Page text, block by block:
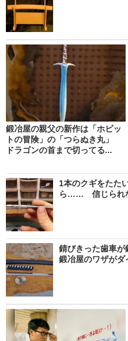
鍛冶屋の親父の新作は「ホビッ
トの冒険」の「つらぬき丸」
ドラゴンの首まで切ってる...
1本のクギをたた
ら…… 信じられ
錆びきった歯車
鍛冶屋のワザがダ